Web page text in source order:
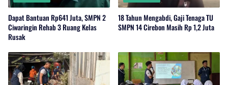
Dapat Bantuan Rp641 Juta, SMPN 2
Ciwaringin Rehab 3 Ruang Kelas
Rusak
18 Tahun Mengabdi, Gaji Tenaga TU
SMPN 14 Cirebon Masih Rp 1,2 Juta